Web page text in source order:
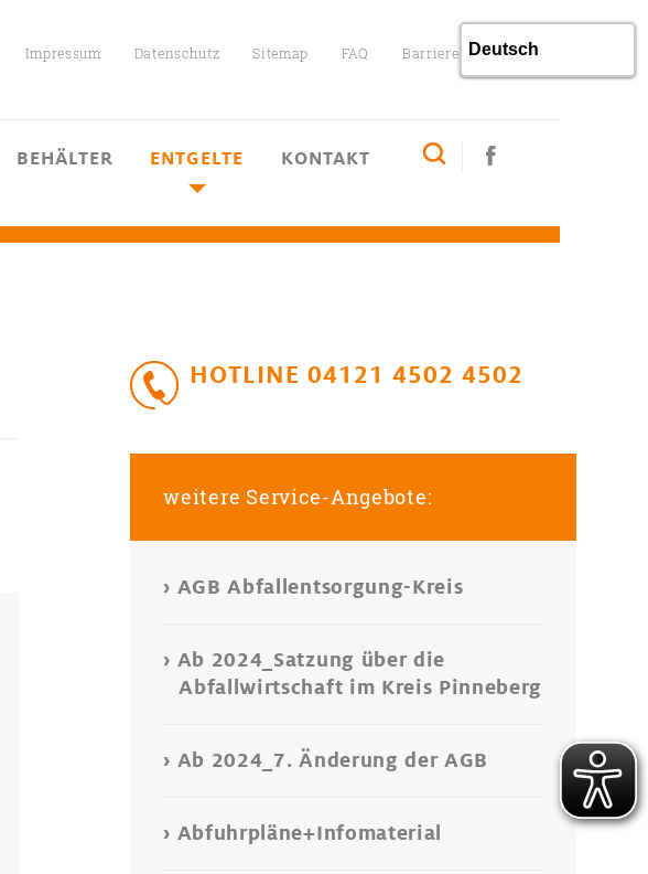
Impressum Datenschutz Sitemap FAQ Barrierefreiheit
BEHÄLTER ENTGELTE KONTAKT
HOTLINE 04121 4502 4502
weitere Service-Angebote:
AGB Abfallentsorgung-Kreis
Ab 2024_Satzung über die
Abfallwirtschaft im Kreis Pinneberg
Ab 2024_7. Änderung der AGB
Abfuhrpläne+Infomaterial